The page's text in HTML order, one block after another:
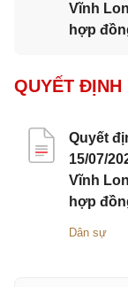
Vĩnh
hợp
QUYẾT ĐỊNH
Quyết
15/07/
Vĩnh
hợp
Dân sự